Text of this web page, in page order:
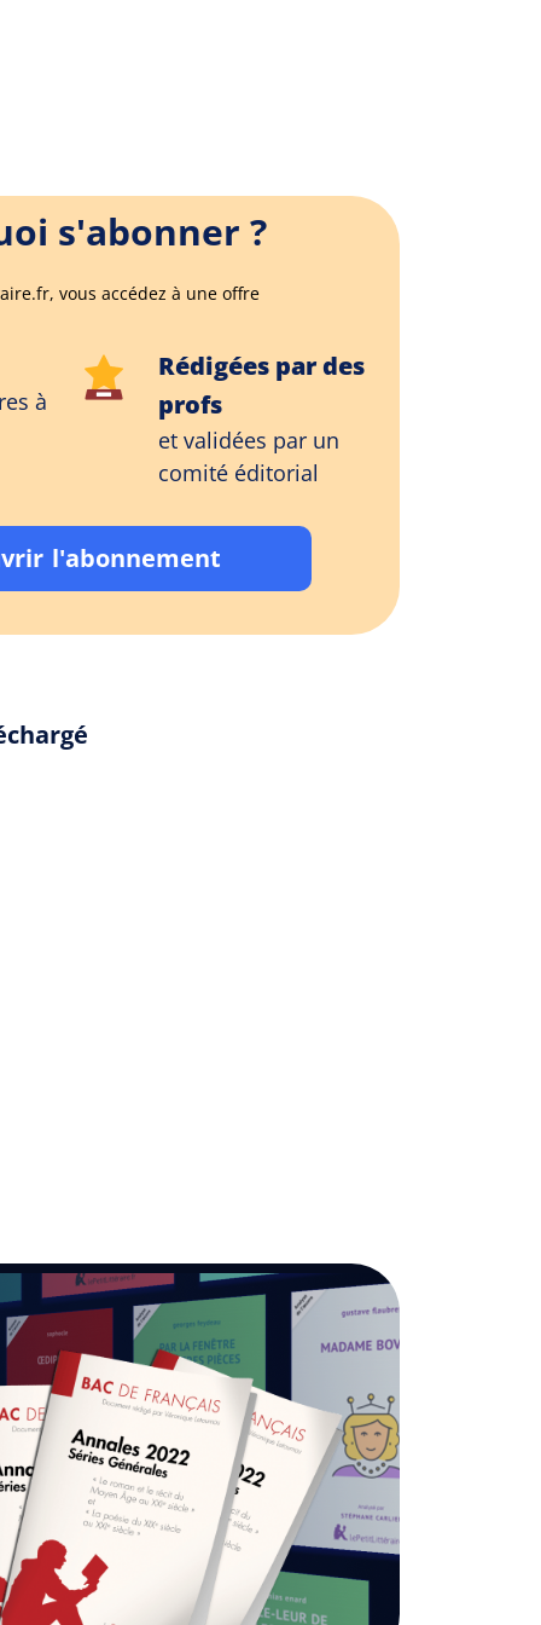
s'abonner ?
vous accédez à une offre
à
Rédigées par des
profs
et validées par un
comité éditorial
l'abonnement